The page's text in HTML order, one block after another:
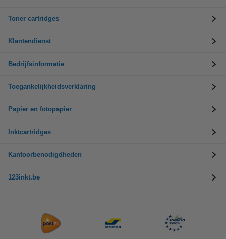
Toner cartridges
Klantendienst
Bedrijfsinformatie
Toegankelijkheidsverklaring
Papier en fotopapier
Inktcartridges
Kantoorbenodigdheden
123inkt.be